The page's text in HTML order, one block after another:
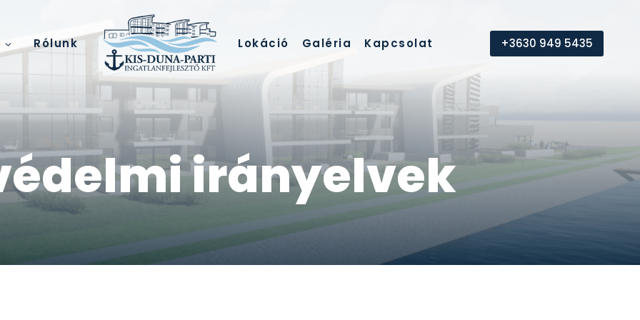
Rólunk Lokáció Galéria Kapcsolat +3630 949 5435
irányelvek